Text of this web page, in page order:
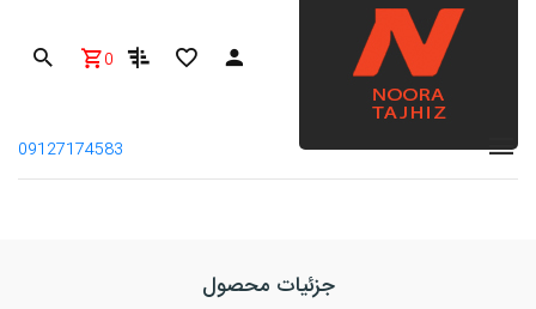
0
09127174583
جزئیات محصول